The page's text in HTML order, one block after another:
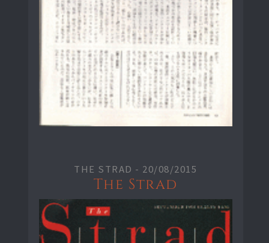
THE STRAD - 20/08/2015
The Strad